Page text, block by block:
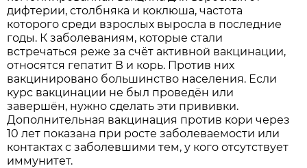
дифтерии, столбняка и коклюша, частота
которого среди взрослых выросла в по­следние
годы. К заболеваниям, которые стали
встречаться реже за счёт активной вакцинации,
относятся гепатит В и корь. Против них
вакцинировано большин­ство населения. Если
курс вакцинации не был проведён или
завершён, нужно сделать эти прививки.
Дополнительная вакцинация против кори через
10 лет показана при росте заболеваемости или
контактах с заболевшими тем, у кого отсутствует
иммунитет.